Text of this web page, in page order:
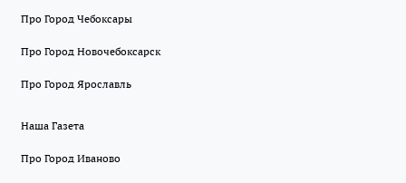
Про Город Чебоксары
Про Город Новочебоксарск
Про Город Ярославль
Наша Газета
Про Город Иваново